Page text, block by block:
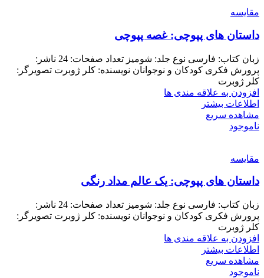
مقایسه
داستان های پپوچی: غصه پپوچی
زبان کتاب: فارسی نوع جلد: شومیز تعداد صفحات: 24 ناشر:
پرورش فکری کودکان و نوجوانان نویسنده: کلر ژوبرت تصویرگر:
کلر ژوبرت
افزودن به علاقه مندی ها
اطلاعات بیشتر
مشاهده سریع
ناموجود
مقایسه
داستان های پپوچی: یک عالم مداد رنگی
زبان کتاب: فارسی نوع جلد: شومیز تعداد صفحات: 24 ناشر:
پرورش فکری کودکان و نوجوانان نویسنده: کلر ژوبرت تصویرگر:
کلر ژوبرت
افزودن به علاقه مندی ها
اطلاعات بیشتر
مشاهده سریع
ناموجود